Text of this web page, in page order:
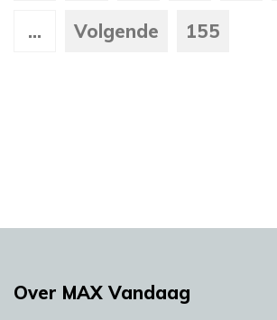
... Volgende 155
Over MAX Vandaag